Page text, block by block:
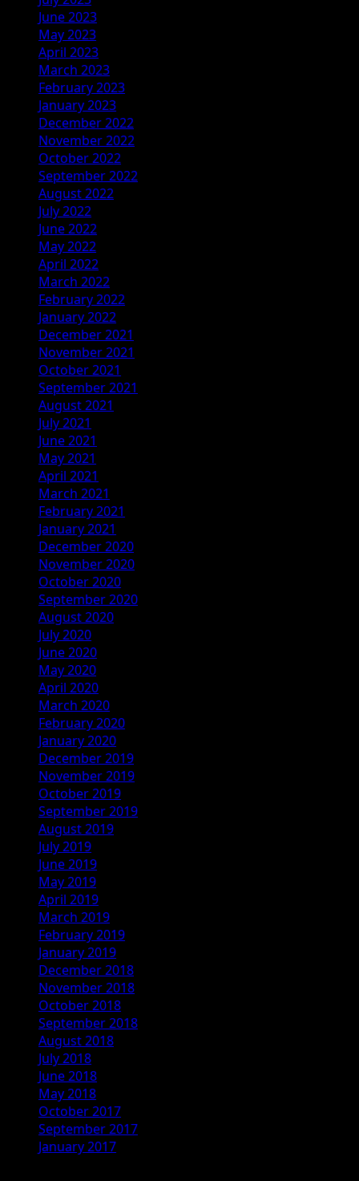
June 2023
May 2023
April 2023
March 2023
February 2023
January 2023
December 2022
November 2022
October 2022
September 2022
August 2022
July 2022
June 2022
May 2022
April 2022
March 2022
February 2022
January 2022
December 2021
November 2021
October 2021
September 2021
August 2021
July 2021
June 2021
May 2021
April 2021
March 2021
February 2021
January 2021
December 2020
November 2020
October 2020
September 2020
August 2020
July 2020
June 2020
May 2020
April 2020
March 2020
February 2020
January 2020
December 2019
November 2019
October 2019
September 2019
August 2019
July 2019
June 2019
May 2019
April 2019
March 2019
February 2019
January 2019
December 2018
November 2018
October 2018
September 2018
August 2018
July 2018
June 2018
May 2018
October 2017
September 2017
January 2017